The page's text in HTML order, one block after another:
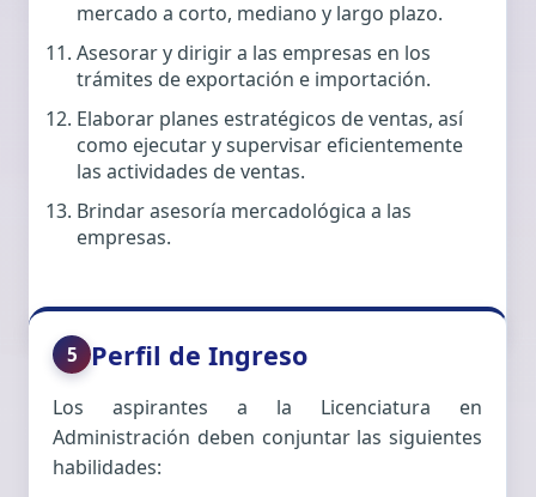
mercado a corto, mediano y largo plazo.
Asesorar y dirigir a las empresas en los
trámites de exportación e importación.
Elaborar planes estratégicos de ventas, así
como ejecutar y supervisar eficientemente
las actividades de ventas.
Brindar asesoría mercadológica a las
empresas.
5 Perfil de Ingreso
Los aspirantes a la Licenciatura en
Administración deben conjuntar las siguientes
habilidades: